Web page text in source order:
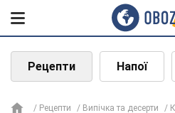
Рецепти Напої
Рецепти Випічка та десерти